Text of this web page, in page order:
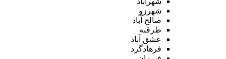
شهرزو
صالح آباد
طرقبه
عشق آباد
فرهادگرد